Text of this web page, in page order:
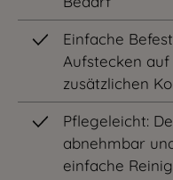
Einfache
Aufstecken
zusätzlichen
Pflegeleicht:
abnehmbar
einfache